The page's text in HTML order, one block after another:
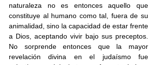
naturaleza no es entonces aquello que
constituye al humano como tal, fuera de su
animalidad, sino la capacidad de estar frente
a Dios, aceptando vivir bajo sus preceptos.
No sorprende entonces que la mayor
revelación divina en el judaísmo fue